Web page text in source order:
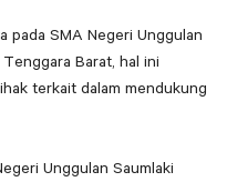
pada SMA Negeri Unggulan
Barat, hal ini
terkait dalam mendukung
Unggulan Saumlaki